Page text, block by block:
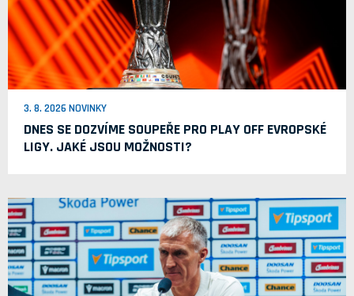
3. 8. 2026 NOVINKY
DNES SE DOZVÍME SOUPEŘE PRO PLAY OFF EVROPSKÉ
LIGY. JAKÉ JSOU MOŽNOSTI?